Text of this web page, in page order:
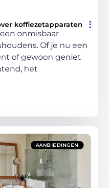
koffiezetapparaten
onmisbaar
Of je nu een
of gewoon geniet
het
AANBIEDINGEN